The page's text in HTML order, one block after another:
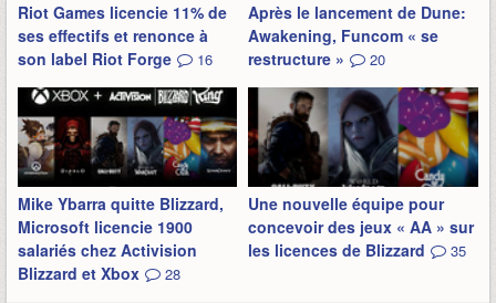
Riot Games licencie 11% de
ses effectifs et renonce à
son label Riot Forge
16
Après le lancement de Dune:
Awakening, Funcom « se
restructure »
20
Mike Ybarra quitte Blizzard,
Microsoft licencie 1900
salariés chez Activision
Blizzard et Xbox
28
Une nouvelle équipe pour
concevoir des jeux « AA » sur
les licences de Blizzard
35